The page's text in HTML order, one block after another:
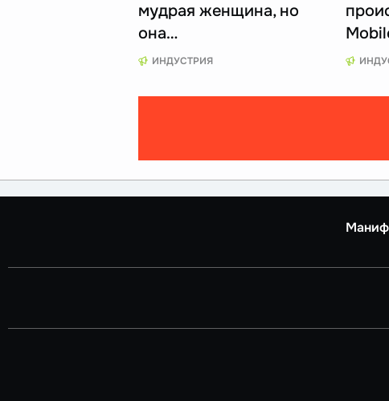
мудрая женщина, но
она…
ИНДУСТРИЯ